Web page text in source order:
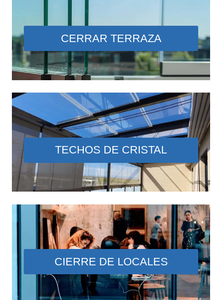
CERRAR TERRAZA
TECHOS DE CRISTAL
CIERRE DE LOCALES